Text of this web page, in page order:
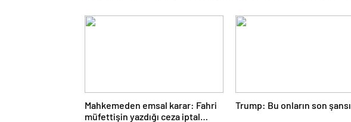
Mahkemeden emsal karar: Fahri
müfettişin yazdığı ceza iptal
Trump: Bu onların son şansı